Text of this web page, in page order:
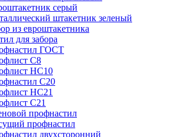
серый
штакетник зеленый
из евроштакетника
для забора
ГОСТ
С8
НС10
С20
НС21
С21
профнастил
профнастил
двухсторонний